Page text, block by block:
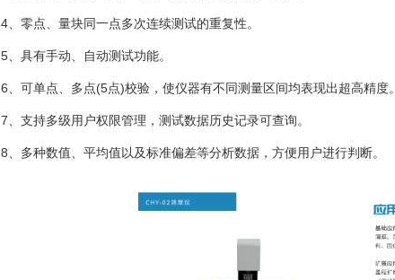
4、零点、量块同一点多次连续测试的重复性。
5、具有手动、自动测试功能。
6、可单点、多点(5点)校验，使仪器有不同测量区间均表现出超高精度。
7、支持多级用户权限管理，测试数据历史记录可查询。
8、多种数值、平均值以及标准偏差等分析数据，方便用户进行判断。